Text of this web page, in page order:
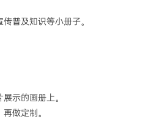
普及知识等小册子。
示的画册上。
做定制。